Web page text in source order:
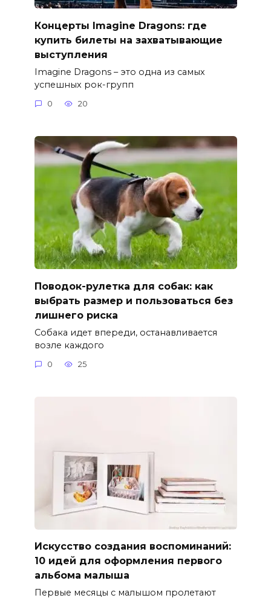
Концерты Imagine Dragons: где
купить билеты на захватывающие
выступления
Imagine Dragons – это одна из самых
успешных рок-групп
0 20
Поводок-рулетка для собак: как
выбрать размер и пользоваться без
лишнего риска
Собака идет впереди, останавливается
возле каждого
0 25
Искусство создания воспоминаний:
10 идей для оформления первого
альбома малыша
Первые месяцы с малышом пролетают